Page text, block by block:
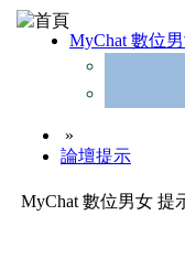
MyChat 數位
»
論壇提示
MyChat 數位男女 提